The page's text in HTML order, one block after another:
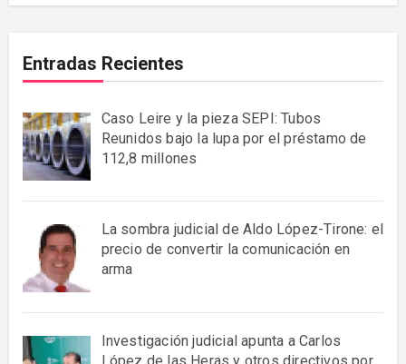
Entradas Recientes
Caso Leire y la pieza SEPI: Tubos
Reunidos bajo la lupa por el préstamo de
112,8 millones
La sombra judicial de Aldo López-Tirone: el
precio de convertir la comunicación en
arma
Investigación judicial apunta a Carlos